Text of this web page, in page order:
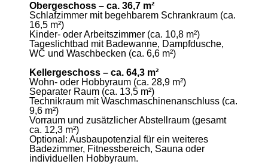
Obergeschoss – ca. 36,7 m²
Schlafzimmer mit begehbarem Schrankraum (ca.
16,5 m²)
Kinder- oder Arbeitszimmer (ca. 10,8 m²)
Tageslichtbad mit Badewanne, Dampfdusche,
WC und Waschbecken (ca. 6,6 m²)
Kellergeschoss – ca. 64,3 m²
Wohn- oder Hobbyraum (ca. 28,9 m²)
Separater Raum (ca. 13,5 m²)
Technikraum mit Waschmaschinenanschluss (ca.
9,6 m²)
Vorraum und zusätzlicher Abstellraum (gesamt
ca. 12,3 m²)
Optional: Ausbaupotenzial für ein weiteres
Badezimmer, Fitnessbereich, Sauna oder
individuellen Hobbyraum.